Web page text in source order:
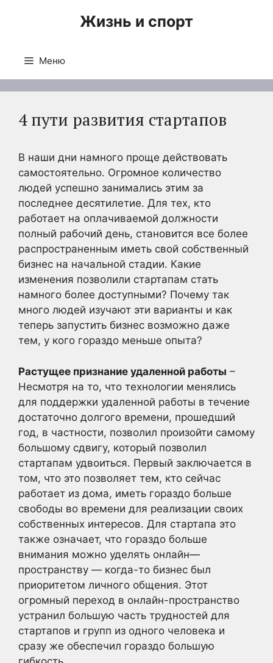
Жизнь и спорт
Меню
4 пути развития стартапов
В наши дни намного проще действовать
самостоятельно. Огромное количество
людей успешно занимались этим за
последнее десятилетие. Для тех, кто
работает на оплачиваемой должности
полный рабочий день, становится все более
распространенным иметь свой собственный
бизнес на начальной стадии. Какие
изменения позволили стартапам стать
намного более доступными? Почему так
много людей изучают эти варианты и как
теперь запустить бизнес возможно даже
тем, у кого гораздо меньше опыта?
Растущее признание удаленной работы –
Несмотря на то, что технологии менялись
для поддержки удаленной работы в течение
достаточно долгого времени, прошедший
год, в частности, позволил произойти самому
большому сдвигу, который позволил
стартапам удвоиться. Первый заключается в
том, что это позволяет тем, кто сейчас
работает из дома, иметь гораздо больше
свободы во времени для реализации своих
собственных интересов. Для стартапа это
также означает, что гораздо больше
внимания можно уделять онлайн—
пространству — когда-то бизнес был
приоритетом личного общения. Этот
огромный переход в онлайн-пространство
устранил большую часть трудностей для
стартапов и групп из одного человека и
сразу же обеспечил гораздо большую